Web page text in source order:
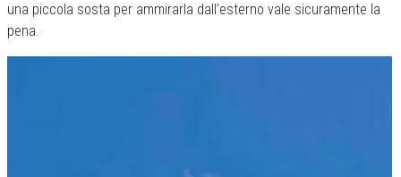
una piccola sosta per ammirarla dall’esterno vale sicuramente la
pena.